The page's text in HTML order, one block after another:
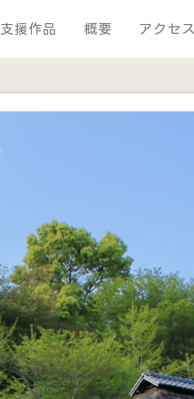
支援作品 概要 アクセス